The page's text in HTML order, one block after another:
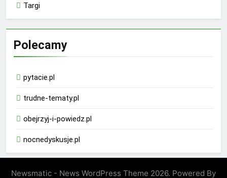
Targi
Polecamy
pytacie.pl
trudne-tematy.pl
obejrzyj-i-powiedz.pl
nocnedyskusje.pl
Newsmatic - News WordPress Theme 2026. Powered By